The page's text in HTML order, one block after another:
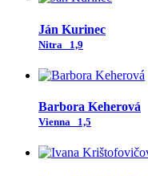
Ján Kurinec
Nitra 1,9
Barbora Keherová
Vienna 1,5